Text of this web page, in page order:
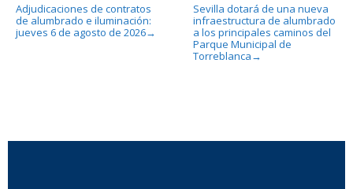
Adjudicaciones de contratos
de alumbrado e iluminación:
jueves 6 de agosto de 2026→
Sevilla dotará de una nueva
infraestructura de alumbrado
a los principales caminos del
Parque Municipal de
Torreblanca →